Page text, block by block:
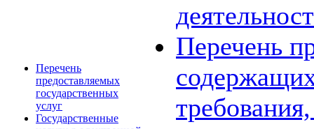
Перечень
предоставляемых
государственных
услуг
Государственные
Перечень